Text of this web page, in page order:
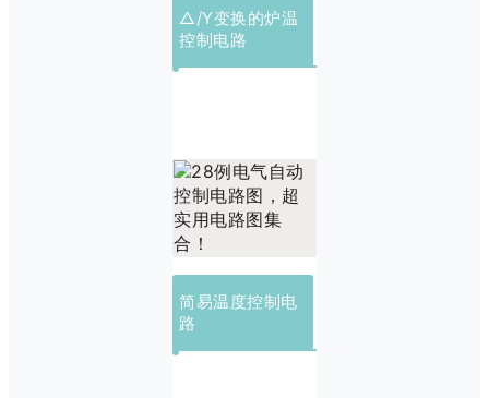
△/Y变换的炉温
控制电路
简易温度控制电
路